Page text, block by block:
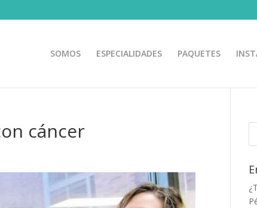
SOMOS ESPECIALIDADES PAQUETES
cáncer